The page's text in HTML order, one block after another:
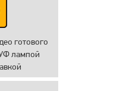
готового
лампой